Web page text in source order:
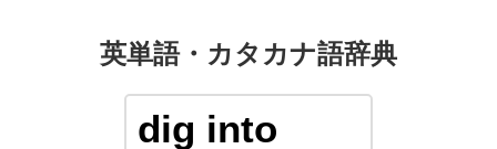
英単語・カタカナ語辞典